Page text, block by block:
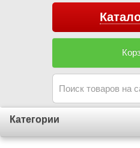
Категории